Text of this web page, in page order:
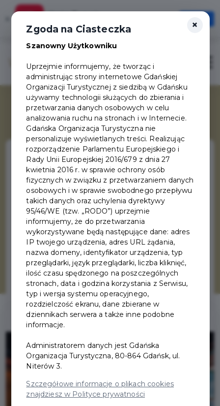
Szybciej, wygodniej, zawsze pod ręką
Otwórz
Gdzie się zatrzymać w
Gdańsku
Masz już bilet - czas na rezerwację
noclegów. Przygotowaliśmy listę naszych
partnerów - hoteli i apartamentów, które
zapewnią Ci komfort i pozwolą poznać
Gdańsk od najlepszej strony.
×
Zgoda na Ciasteczka
Szanowny Użytkowniku
Uprzejmie informujemy, że tworząc i
administrując strony internetowe Gdańskiej
Organizacji Turystycznej z siedzibą w Gdańsku
używamy technologii służących do zbierania i
przetwarzania danych osobowych w celu
analizowania ruchu na stronach i w Internecie.
Gdańska Organizacja Turystyczna nie
personalizuje wyświetlanych treści. Realizując
rozporządzenie Parlamentu Europejskiego i
Rady Unii Europejskiej 2016/679 z dnia 27
kwietnia 2016 r. w sprawie ochrony osób
fizycznych w związku z przetwarzaniem danych
osobowych i w sprawie swobodnego przepływu
takich danych oraz uchylenia dyrektywy
95/46/WE (tzw. „RODO”) uprzejmie
informujemy, że do przetwarzania
wykorzystywane będą następujące dane: adres
IP twojego urządzenia, adres URL żądania,
nazwa domeny, identyfikator urządzenia, typ
przeglądarki, język przeglądarki, liczba kliknięć,
ilość czasu spędzonego na poszczególnych
stronach, data i godzina korzystania z Serwisu,
typ i wersja systemu operacyjnego,
rozdzielczość ekranu, dane zbierane w
dziennikach serwera a także inne podobne
informacje.
Administratorem danych jest Gdańska
Organizacja Turystyczna, 80-864 Gdańsk, ul.
Niterów 3.
Szczegółowe informacje o plikach cookies
znajdziesz w Polityce prywatności